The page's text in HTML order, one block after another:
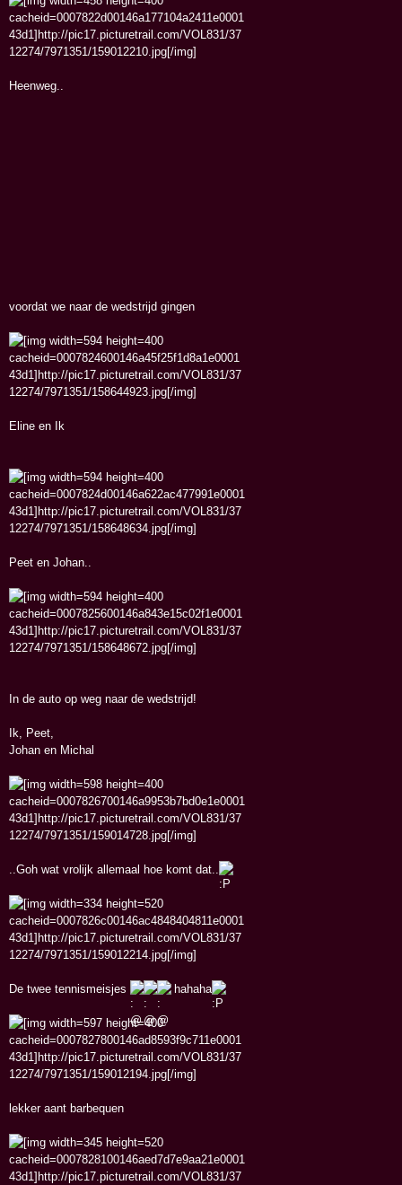
Heenweg..
voordat we naar de wedstrijd gingen
Eline en Ik
Peet en Johan..
In de auto op weg naar de wedstrijd!
Ik, Peet,
Johan en Michal
..Goh wat vrolijk allemaal hoe komt dat..
De twee tennismeisjes hahaha
lekker aant barbequen